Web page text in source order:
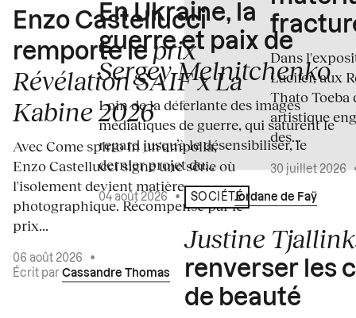
Enzo Castellucci
remporte le prix
Révélation SAIF x La
Kabine 2026
Avec Come spirto in un'ampolla,
Enzo Castellucci signe une série où
l'isolement devient matière
photographique. Récompensé par le
prix...
06 août 2026
•
Écrit par Cassandre Thomas
En Ukraine, la
guerre et paix de
Sergey Melnitchenko
Loin de la déferlante des images
médiatiques de guerre, qui saturent le
regard jusqu’à le désensibiliser, le
dernier projet du...
04 août 2026 • Écrit par Jordane de Faÿ
SOCIÉTÉ
Justine
renverser les
de beauté
Dans
Lucifer, aux
Thato Toeba
artistique
des...
30 juillet 2026